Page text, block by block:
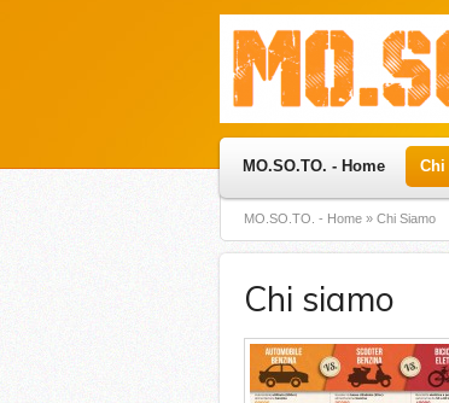
MO.SO.TO. - Home Chi
MO.SO.TO. - Home » Chi Siamo
Chi siamo